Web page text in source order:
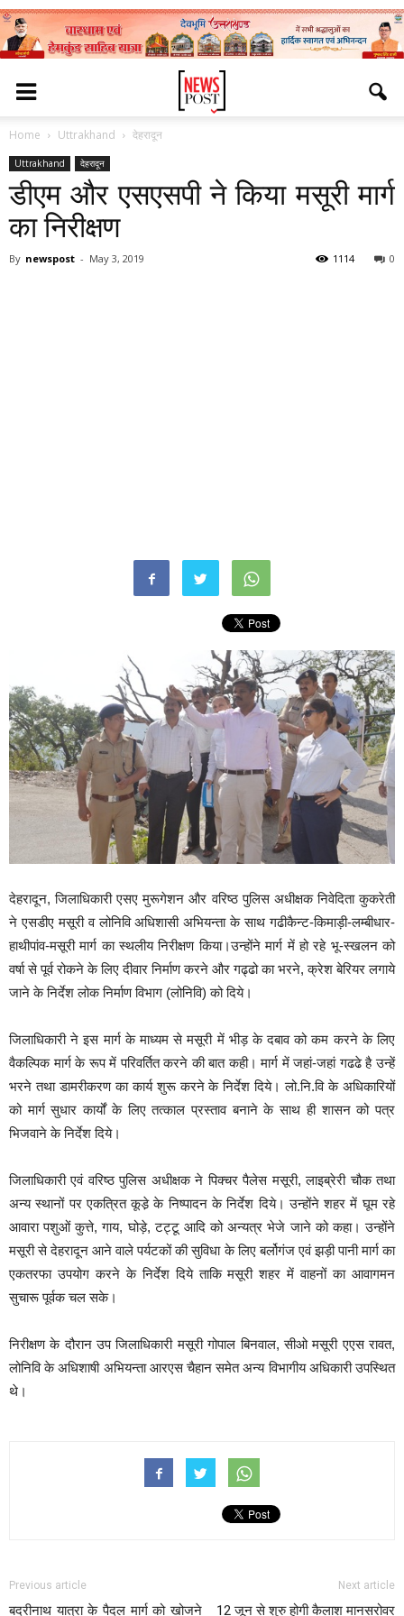
Home Uttrakhand देहरादून
Uttrakhand देहरादून
डीएम और एसएसपी ने किया मसूरी मार्ग
का निरीक्षण
By newspost - May 3, 2019 0
1114
देहरादून, जिलाधिकारी एसए मुरूगेशन और वरिष्ठ पुलिस अधीक्षक निवेदिता कुकरेती
ने एसडीए मसूरी व लोनिवि अधिशासी अभियन्ता के साथ गढीकैन्ट-किमाड़ी-लम्बीधार-
हाथीपांव-मसूरी मार्ग का स्थलीय निरीक्षण किया।उन्होंने मार्ग में हो रहे भू-स्खलन को
वर्षा से पूर्व रोकने के लिए दीवार निर्माण करने और गढ्ढो का भरने, क्रेश बेरियर लगाये
जाने के निर्देश लोक निर्माण विभाग (लोनिवि) को दिये।
जिलाधिकारी ने इस मार्ग के माध्यम से मसूरी में भीड़ के दबाव को कम करने के लिए
वैकल्पिक मार्ग के रूप में परिवर्तित करने की बात कही। मार्ग में जहां-जहां गढढे है उन्हें
भरने तथा डामरीकरण का कार्य शुरू करने के निर्देश दिये। लो.नि.वि के अधिकारियों
को मार्ग सुधार कार्यों के लिए तत्काल प्रस्ताव बनाने के साथ ही शासन को पत्र
भिजवाने के निर्देश दिये।
जिलाधिकारी एवं वरिष्ठ पुलिस अधीक्षक ने पिक्चर पैलेस मसूरी, लाइब्रेरी चौक तथा
अन्य स्थानों पर एकत्रित कूडे़ के निष्पादन के निर्देश दिये। उन्होंने शहर में घूम रहे
आवारा पशुओं कुत्ते, गाय, घोड़े, टट्टू आदि को अन्यत्र भेजे जाने को कहा। उन्होंने
मसूरी से देहरादून आने वाले पर्यटकों की सुविधा के लिए बर्लोगंज एवं झड़ी पानी मार्ग का
एकतरफा उपयोग करने के निर्देश दिये ताकि मसूरी शहर में वाहनों का आवागमन
सुचारू पूर्वक चल सके।
निरीक्षण के दौरान उप जिलाधिकारी मसूरी गोपाल बिनवाल, सीओ मसूरी एएस रावत,
लोनिवि के अधिशाषी अभियन्ता आरएस चैहान समेत अन्य विभागीय अधिकारी उपस्थित
थे।
Previous article
बदरीनाथ यात्रा के पैदल मार्ग को खोजने
Next article
12 जून से शुरु होगी कैलाश मानसरोवर